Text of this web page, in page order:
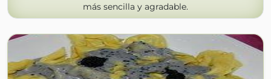
más sencilla y agradable.